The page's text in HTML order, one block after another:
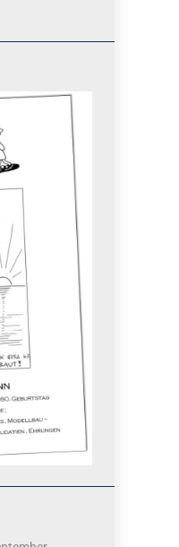
mit / pay by
(EU)